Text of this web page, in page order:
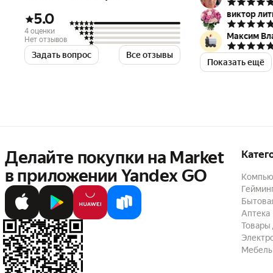
покрытия.
Deco Е4
Мбит/с и
Deco
5.0
4 оценки
Нет отзывов
Задать вопрос Все отзывы
виктор
Максим
Показать ещё
Делайте покупки на Market
в приложении Yandex GO
Аптека
Товары
Мебель